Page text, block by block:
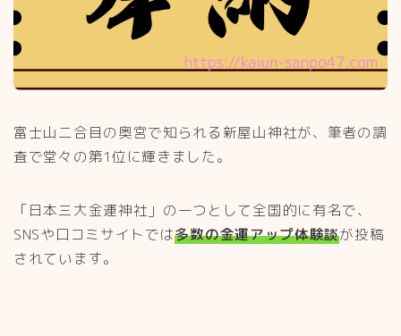
富士山二合目の奥宮で知られる新屋山神社が、筆者の調
査で堂々の第1位に輝きました。
「日本三大金運神社」の一つとして全国的に有名で、
SNSや口コミサイトでは多数の金運アップ体験談が投稿
されています。